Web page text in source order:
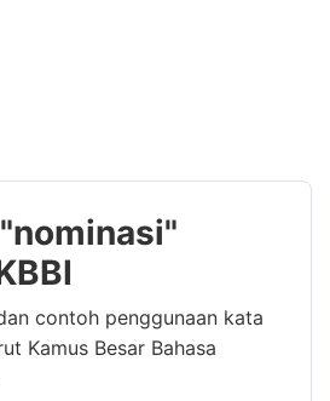
contoh penggunaan kata
Kamus Besar Bahasa